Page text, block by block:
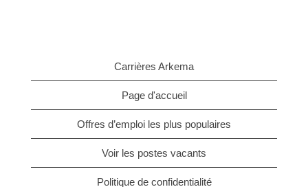
Carrières Arkema
Page d'accueil
Offres d’emploi les plus populaires
Voir les postes vacants
Politique de confidentialité